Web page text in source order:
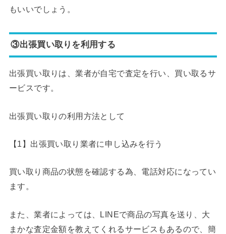
もいいでしょう。
③出張買い取りを利用する
出張買い取りは、業者が自宅で査定を行い、買い取るサ
ービスです。
出張買い取りの利用方法として
【1】出張買い取り業者に申し込みを行う
買い取り商品の状態を確認する為、電話対応になってい
ます。
また、業者によっては、LINEで商品の写真を送り、大
まかな査定金額を教えてくれるサービスもあるので、簡